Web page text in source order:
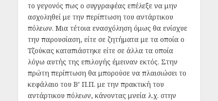
το γεγονός πως ο συγγραφέας επέλεξε να μην
ασχοληθεί με την περίπτωση του αντάρτικου
πόλεων. Μια τέτοια ενασχόληση όμως θα ενίσχυε
την παρουσίαση, είτε σε ζητήματα με τα οποία ο
Τζούκας καταπιάστηκε είτε σε άλλα τα οποία
λόγω αυτής της επιλογής έμειναν εκτός. Στην
πρώτη περίπτωση θα μπορούσε να πλαισιώσει το
κεφάλαιο του Β’ Π.Π. με την πρακτική του
αντάρτικου πόλεων, κάνοντας μνεία λ.χ. στην